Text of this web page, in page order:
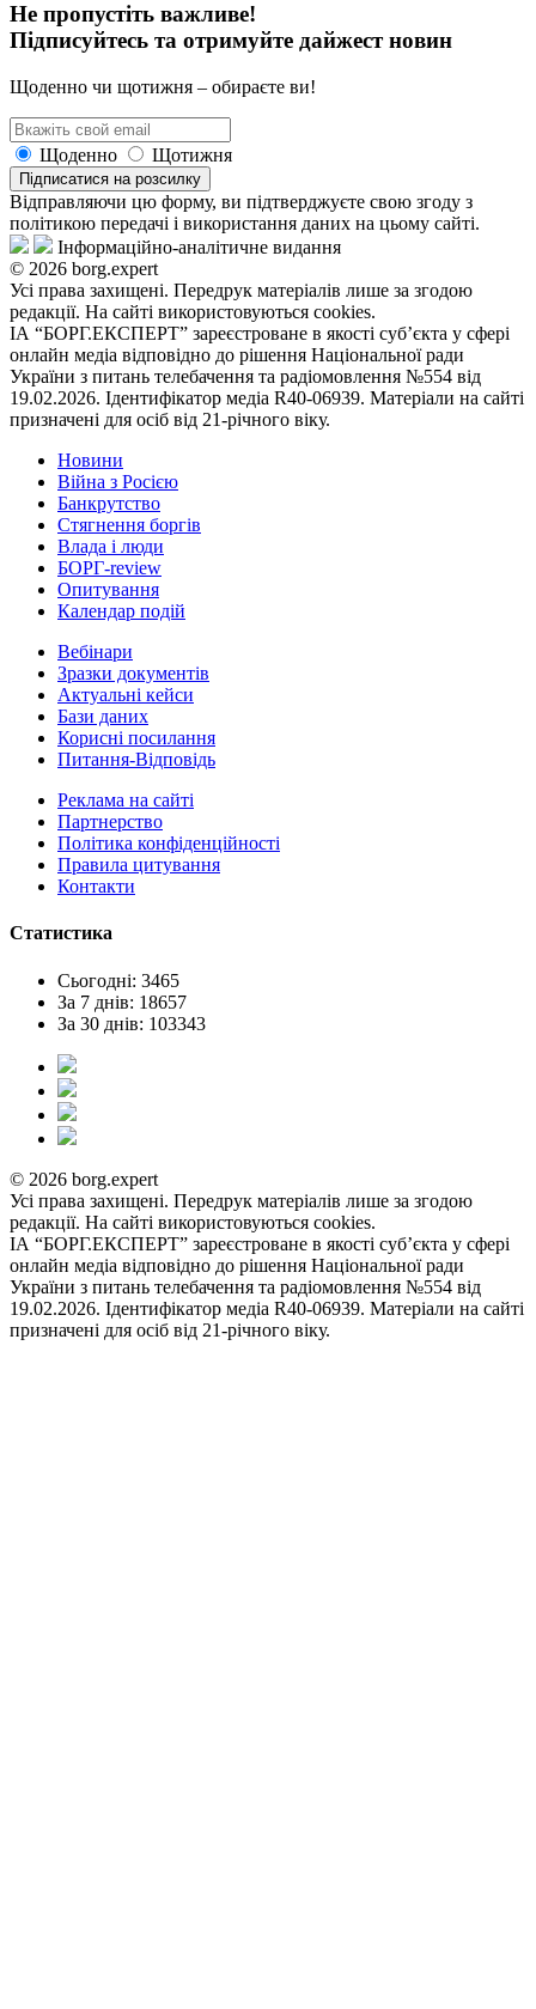
Не пропустіть важливе!
Підписуйтесь та отримуйте дайжест новин
Щоденно чи щотижня – обираєте ви!
Щоденно Щотижня
Підписатися на розсилку
Відправляючи цю форму, ви підтверджуєте свою згоду з
політикою передачі і використання даних на цьому сайті.
Інформаційно-аналітичне видання
© 2026 borg.expert
Усі права захищені. Передрук матеріалів лише за згодою
редакції. На сайті використовуються cookies.
ІА “БОРГ.ЕКСПЕРТ” зареєстроване в якості суб’єкта у сфері
онлайн медіа відповідно до рішення Національної ради
України з питань телебачення та радіомовлення №554 від
19.02.2026. Ідентифікатор медіа R40-06939. Матеріали на сайті
призначені для осіб від 21-річного віку.
Новини
Війна з Росією
Банкрутство
Стягнення боргiв
Влада i люди
БОРГ-review
Опитування
Календар подій
Вебінари
Зразки документів
Актуальні кейси
Бази даних
Корисні посилання
Питання-Відповідь
Реклама на сайтi
Партнерство
Політика конфіденційності
Правила цитування
Контакти
Статистика
Сьогодні: 3465
За 7 днів: 18657
За 30 днів: 103343
© 2026 borg.expert
Усі права захищені. Передрук матеріалів лише за згодою
редакції. На сайті використовуються cookies.
ІА “БОРГ.ЕКСПЕРТ” зареєстроване в якості суб’єкта у сфері
онлайн медіа відповідно до рішення Національної ради
України з питань телебачення та радіомовлення №554 від
19.02.2026. Ідентифікатор медіа R40-06939. Матеріали на сайті
призначені для осіб від 21-річного віку.